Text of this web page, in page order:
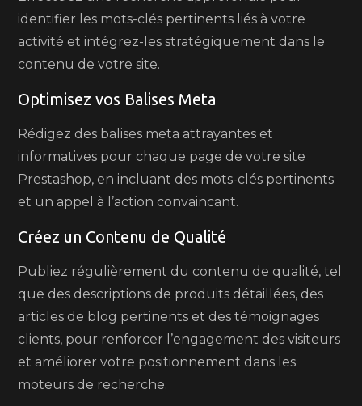
identifier les mots-clés pertinents liés à votre
activité et intégrez-les stratégiquement dans le
contenu de votre site.
Optimisez vos Balises Meta
Rédigez des balises meta attrayantes et
informatives pour chaque page de votre site
Prestashop, en incluant des mots-clés pertinents
et un appel à l’action convaincant.
Créez un Contenu de Qualité
Publiez régulièrement du contenu de qualité, tel
que des descriptions de produits détaillées, des
articles de blog pertinents et des témoignages
clients, pour renforcer l’engagement des visiteurs
et améliorer votre positionnement dans les
moteurs de recherche.